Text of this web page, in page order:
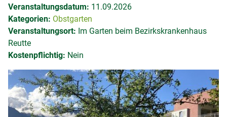
Veranstaltungsdatum: 11.09.2026
Kategorien: Obstgarten
Veranstaltungsort: Im Garten beim Bezirkskrankenhaus
Reutte
Kostenpflichtig: Nein